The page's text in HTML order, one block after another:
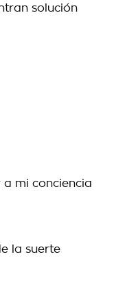
solución
a mi conciencia
la suerte